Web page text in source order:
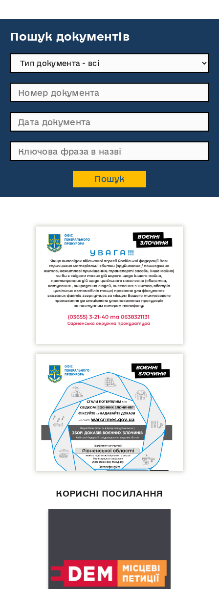
Пошук документів
КОРИСНІ ПОСИЛАННЯ